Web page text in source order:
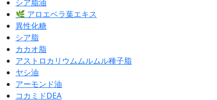
シア脂油
🌿 アロエベラ葉エキス
異性化糖
シア脂
カカオ脂
アストロカリウムムルムル種子脂
ヤシ油
アーモンド油
コカミドDEA